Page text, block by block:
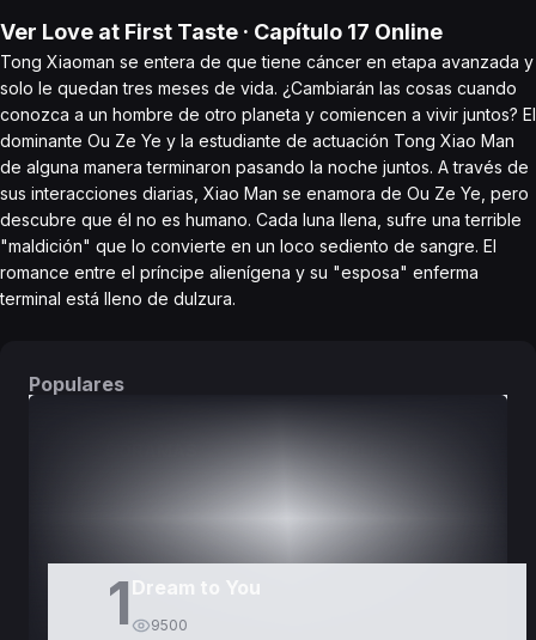
Ver Love at First Taste · Capítulo 17 Online
Tong Xiaoman se entera de que tiene cáncer en etapa avanzada y
solo le quedan tres meses de vida. ¿Cambiarán las cosas cuando
conozca a un hombre de otro planeta y comiencen a vivir juntos? El
dominante Ou Ze Ye y la estudiante de actuación Tong Xiao Man
de alguna manera terminaron pasando la noche juntos. A través de
sus interacciones diarias, Xiao Man se enamora de Ou Ze Ye, pero
descubre que él no es humano. Cada luna llena, sufre una terrible
"maldición" que lo convierte en un loco sediento de sangre. El
romance entre el príncipe alienígena y su "esposa" enferma
terminal está lleno de dulzura.
Populares
1 Dream to You
9500